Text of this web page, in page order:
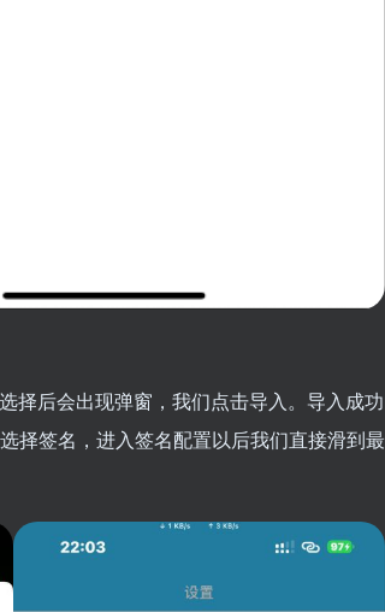
择后会出现弹窗，我们点击导入。导入成功
择签名，进入签名配置以后我们直接滑到最